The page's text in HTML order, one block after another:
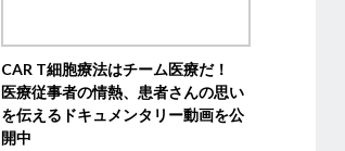
CAR T細胞療法はチーム医療だ！
医療従事者の情熱、患者さんの思い
を伝えるドキュメンタリー動画を公
開中